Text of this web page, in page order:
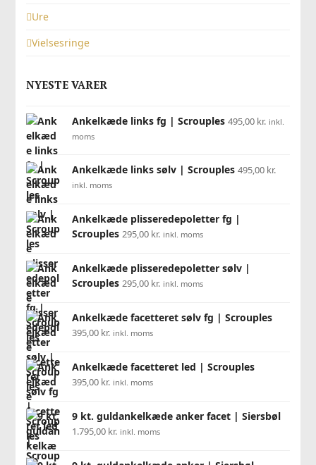
Ure
Vielsesringe
NYESTE VARER
Ankelkæde links fg | Scrouples 495,00 kr. inkl.
moms
Ankelkæde links sølv | Scrouples 495,00 kr.
inkl. moms
Ankelkæde plisseredepoletter fg |
Scrouples 295,00 kr. inkl. moms
Ankelkæde plisseredepoletter sølv |
Scrouples 295,00 kr. inkl. moms
Ankelkæde facetteret sølv fg | Scrouples
395,00 kr. inkl. moms
Ankelkæde facetteret led | Scrouples
395,00 kr. inkl. moms
9 kt. guldankelkæde anker facet | Siersbøl
1.795,00 kr. inkl. moms